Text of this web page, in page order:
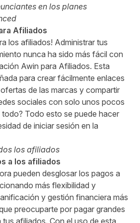
en los planes
Afiliados
los afiliados! Administrar tus
nunca ha sido más fácil con
Awin para Afiliados. Esta
para crear fácilmente enlaces
de las marcas y compartir
sociales con solo unos pocos
todo? Todo esto se puede hacer
de iniciar sesión en la
los afiliados
a los afiliados
pueden desglosar los pagos a
más flexibilidad y
y gestión financiera más
preocuparte por pagar grandes
afiliados. Con el uso de esta